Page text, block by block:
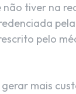
tiver na
pelo
mais